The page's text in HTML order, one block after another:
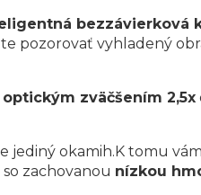
bezzávierková
pozorovať vyhladený
optickým zväčšením 2,5x
jediný okamih.K tomu vám
zachovanou nízkou